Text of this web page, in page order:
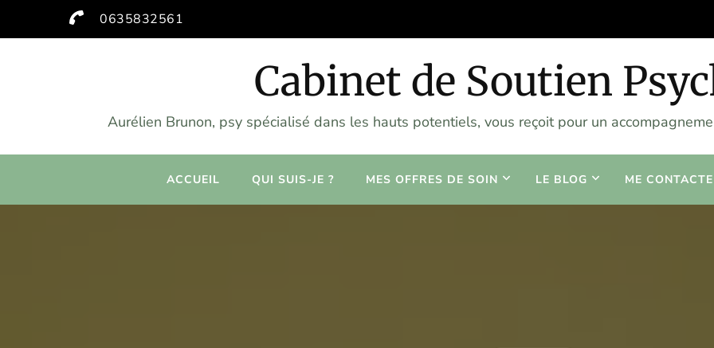
0635832561
Cabinet de Soutien
Aurélien Brunon, psy spécialisé dans les hauts potentiels, vous reçoit pour un
ACCUEIL QUI SUIS-JE ? MES OFFRES DE SOIN LE BLOG ME